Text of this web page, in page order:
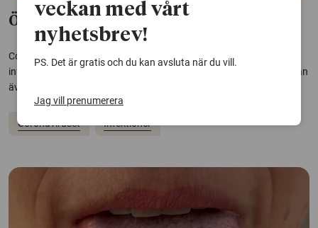
Ökad risk för körtelfeber efter covid-19
Covid-19 kan försvaga immunförsvaret och öka risken för andra
infektioner, till exempel körtelfeber. Fler effekter av coronaviruset kan
även komma på sikt, enligt forskare bakom en ny studie.
Coronaviruset Infektioner
veckan med vårt
nyhetsbrev!
PS. Det är gratis och du kan avsluta när du vill.
Jag vill prenumerera